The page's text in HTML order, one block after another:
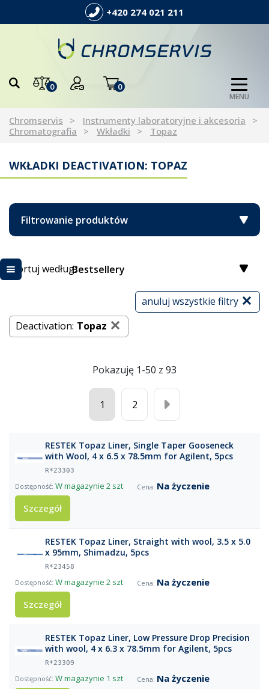
+420 274 021 211
0 0
MENU
Chromservis
Instrumenty laboratoryjne i akcesoria
Chromatografia
Wkładki Topaz
WKŁADKI DEACTIVATION: TOPAZ
Filtrowanie produktów
Sortuj według:Bestsellery
anuluj wszystkie filtry
Deactivation: Topaz
Pokazuję 1-50 z 93
1 2
RESTEK Topaz Liner, Single Taper Gooseneck
with Wool, 4 x 6.5 x 78.5mm for Agilent, 5pcs
R*23303
W magazynie 2 szt
Na życzenie
Szczegół
RESTEK Topaz Liner, Straight with wool, 3.5 x 5.0
x 95mm, Shimadzu, 5pcs
R*23458
W magazynie 2 szt
Na życzenie
Szczegół
RESTEK Topaz Liner, Low Pressure Drop Precision
with wool, 4 x 6.3 x 78.5mm for Agilent, 5pcs
R*23309
W magazynie 1 szt
Na życzenie